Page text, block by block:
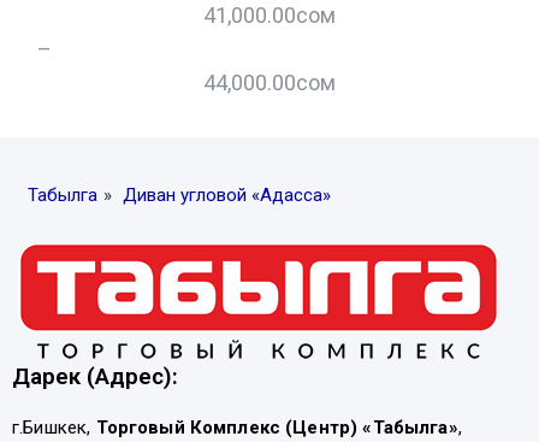
41,000.00сом
–
44,000.00сом
Табылга » Диван угловой «Адасса»
Дарек (Адрес):
г.Бишкек, Торговый Комплекс (Центр) «Табылга»,